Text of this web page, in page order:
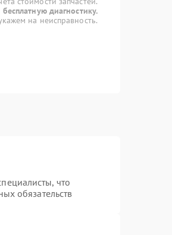
диагностику.
на неисправность.
что
обязательств